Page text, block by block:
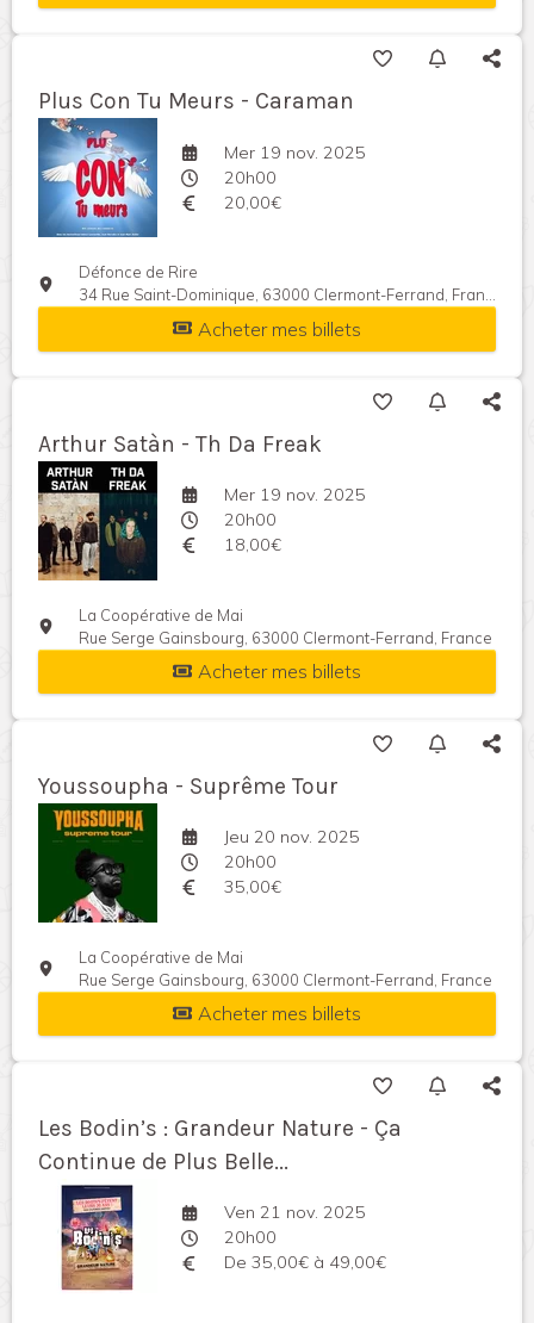
Plus Con Tu Meurs - Caraman
Mer 19 nov. 2025
20h00
20,00€
Défonce de Rire
34 Rue Saint-Dominique, 63000 Clermont-Ferrand, France
Acheter mes billets
Arthur Satàn - Th Da Freak
Mer 19 nov. 2025
20h00
18,00€
La Coopérative de Mai
Rue Serge Gainsbourg, 63000 Clermont-Ferrand, France
Acheter mes billets
Youssoupha - Suprême Tour
Jeu 20 nov. 2025
20h00
35,00€
La Coopérative de Mai
Rue Serge Gainsbourg, 63000 Clermont-Ferrand, France
Acheter mes billets
Les Bodin’s : Grandeur Nature - Ça
Continue de Plus Belle...
Ven 21 nov. 2025
20h00
De 35,00€ à 49,00€